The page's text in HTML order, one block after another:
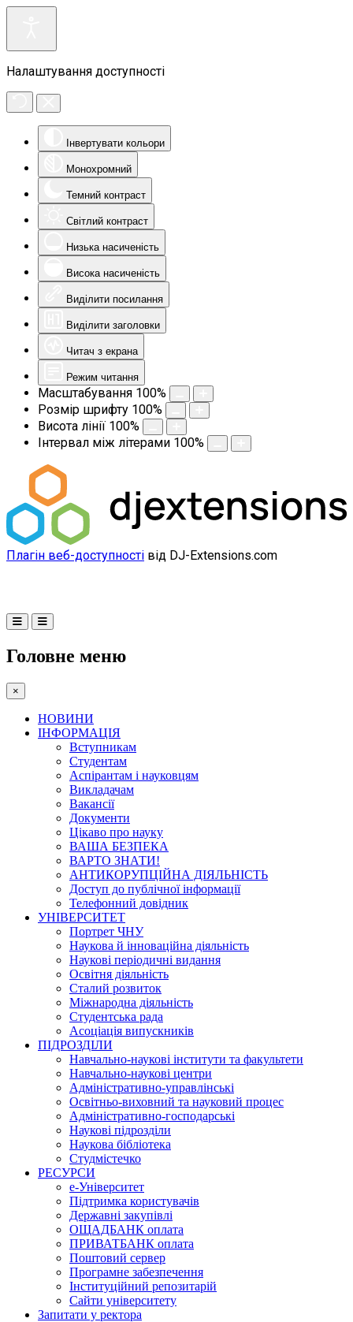
Налаштування доступності
Інвертувати кольори
Монохромний
Темний контраст
Світлий контраст
Низька насиченість
Висока насиченість
Виділити посилання
Виділити заголовки
Читач з екрана
Режим читання
Масштабування 100%
Розмір шрифту 100%
Висота лінії 100%
Інтервал між літерами 100%
Плагін веб-доступності від DJ-Extensions.com
Головне меню
×
НОВИНИ
ІНФОРМАЦІЯ
Вступникам
Студентам
Аспірантам і науковцям
Викладачам
Вакансії
Документи
Цікаво про науку
ВАША БЕЗПЕКА
ВАРТО ЗНАТИ!
АНТИКОРУПЦІЙНА ДІЯЛЬНІСТЬ
Доступ до публічної інформації
Телефонний довідник
УНІВЕРСИТЕТ
Портрет ЧНУ
Наукова й інноваційна діяльність
Наукові періодичні видання
Освітня діяльність
Сталий розвиток
Міжнародна діяльність
Студентська рада
Асоціація випускників
ПІДРОЗДІЛИ
Навчально-наукові інститути та факультети
Навчально-наукові центри
Адміністративно-управлінські
Освітньо-виховний та науковий процес
Адміністративно-господарські
Наукові підрозділи
Наукова бібліотека
Студмістечко
РЕСУРСИ
е-Університет
Підтримка користувачів
Державні закупівлі
ОЩАДБАНК оплата
ПРИВАТБАНК оплата
Поштовий сервер
Програмне забезпечення
Інституційний репозитарій
Сайти університету
Запитати у ректора